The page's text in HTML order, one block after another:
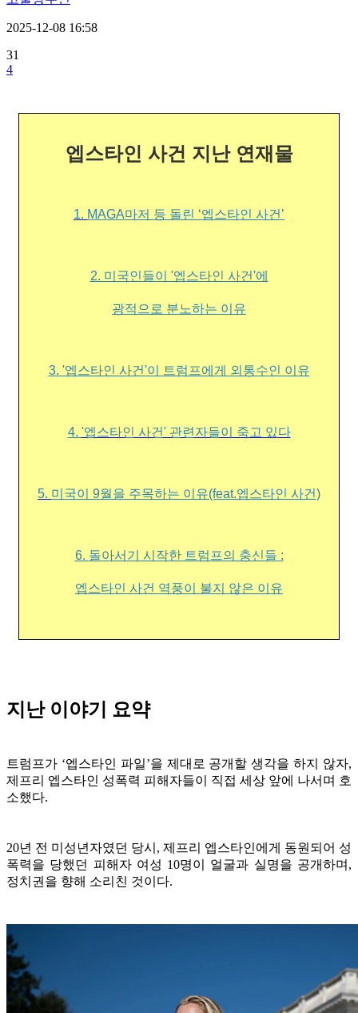
2025-12-08 16:58
31
4
엡스타인 사건 지난 연재물
1. MAGA마저 등 돌린 ‘엡스타인 사건’
2. 미국인들이 '엡스타인 사건'에
광적으로 분노하는 이유
3. '엡스타인 사건'이 트럼프에게 외통수인 이유
4. '엡스타인 사건' 관련자들이 죽고 있다
5. 미국이 9월을 주목하는 이유(feat.엡스타인 사건)
6. 돌아서기 시작한 트럼프의 충신들 :
엡스타인 사건 역풍이 불지 않은 이유
지난 이야기 요약
트럼프가 ‘엡스타인 파일’을 제대로 공개할 생각을 하지 않자,
제프리 엡스타인 성폭력 피해자들이 직접 세상 앞에 나서며 호
소했다.
20년 전 미성년자였던 당시, 제프리 엡스타인에게 동원되어 성
폭력을 당했던 피해자 여성 10명이 얼굴과 실명을 공개하며,
정치권을 향해 소리친 것이다.